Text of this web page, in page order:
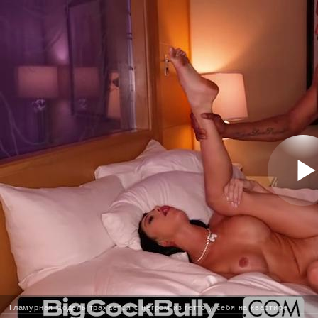
Гламурная модель трахается с негром из гетто у себя на квартире